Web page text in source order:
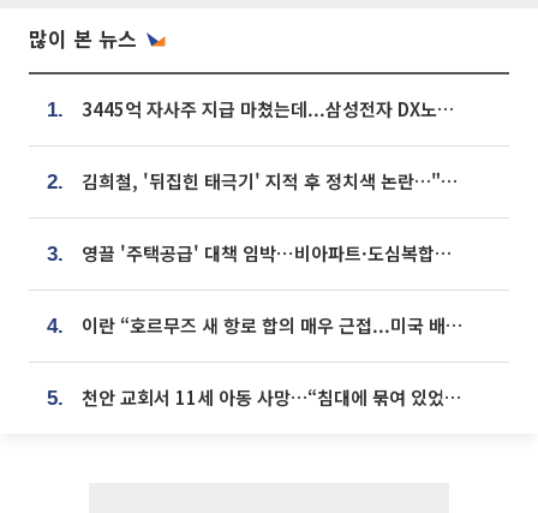
많이 본 뉴스
1. 3445억 자사주 지급 마쳤는데...삼성전자 DX노조, 뒤늦은 '떼쓰기 집회'
2. 김희철, '뒤집힌 태극기' 지적 후 정치색 논란…"좌우 떠나 우리나라 국기"
3. 영끌 '주택공급' 대책 임박⋯비아파트·도심복합까지 총동원
4. 이란 “호르무즈 새 항로 합의 매우 근접...미국 배상 먼저”
5. 천안 교회서 11세 아동 사망…“침대에 묶여 있었다” 진술 확보